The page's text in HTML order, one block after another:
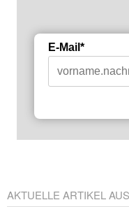
E-Mail*
AKTUELLE ARTIKEL